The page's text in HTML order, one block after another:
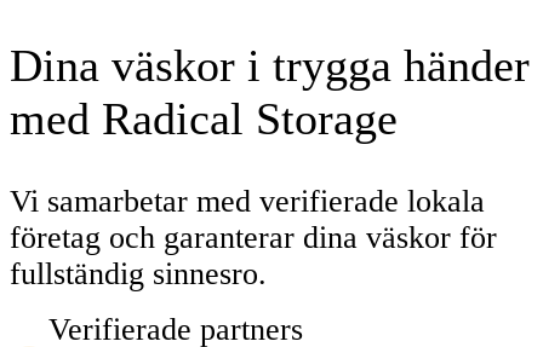
Dina väskor i trygga händer
med Radical Storage
Vi samarbetar med verifierade lokala
företag och garanterar dina väskor för
fullständig sinnesro.
Verifierade partners